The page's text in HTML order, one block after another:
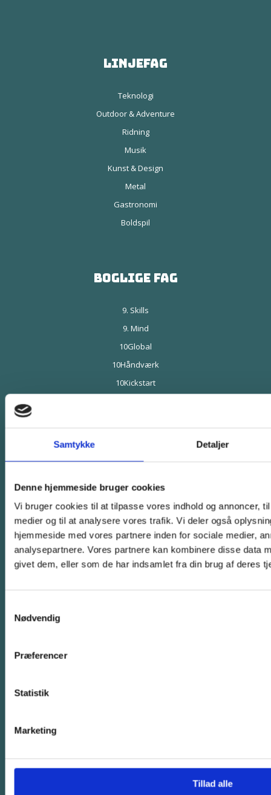
Samtykke Detaljer
Denne hjemmeside bruger cookies
Vi bruger cookies til at tilpasse vores indhold og annoncer,
medier og til at analysere vores trafik. Vi deler også
hjemmeside med vores partnere inden for sociale medier,
analysepartnere. Vores partnere kan kombinere disse data
givet dem, eller som de har indsamlet fra din brug af deres
Nødvendig
Præferencer
Statistik
Marketing
Tillad alle
Linjefag
Teknologi
Outdoor & Adventure
Ridning
Musik
Kunst & Design
Metal
Gastronomi
Boldspil
Boglige fag
9. Skills
9. Mind
10Global
10Håndværk
10Kickstart
Elevfortællinger
Kammeraterne
En typisk dag
Weekender
Værelserne